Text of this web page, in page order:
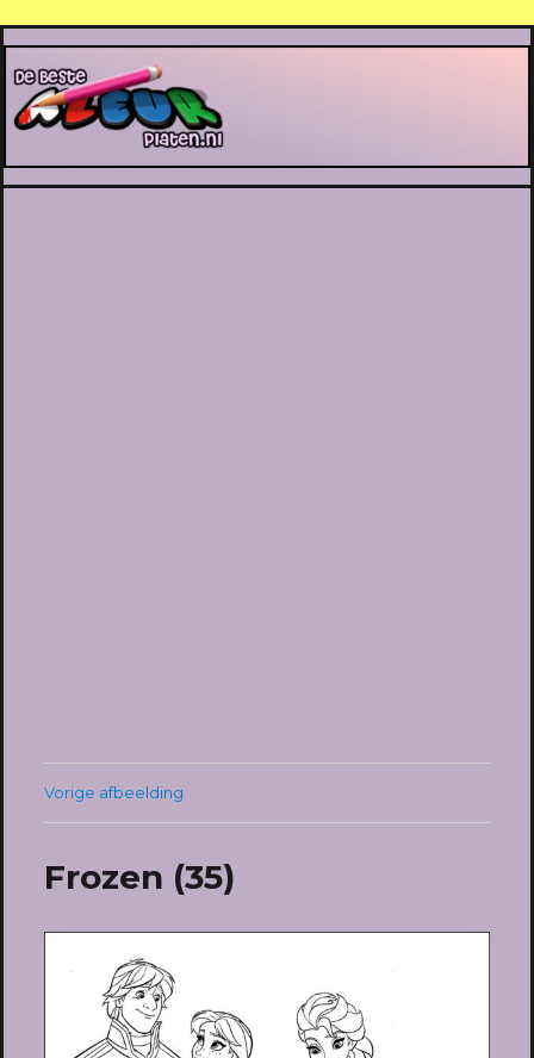
De Beste Kleurplaten
Vorige afbeelding
Frozen (35)